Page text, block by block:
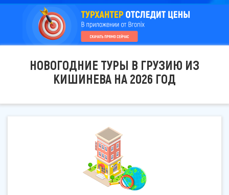
НОВОГОДНИЕ ТУРЫ В ГРУЗИЮ ИЗ
КИШИНЕВА НА 2026 ГОД